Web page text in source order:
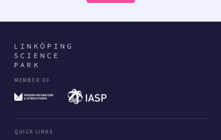
MEMBER OF
QUICK LINKS